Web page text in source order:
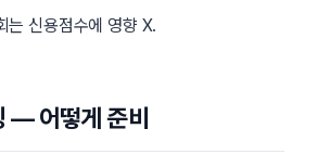
신용점수에 영향 X.
— 어떻게 준비